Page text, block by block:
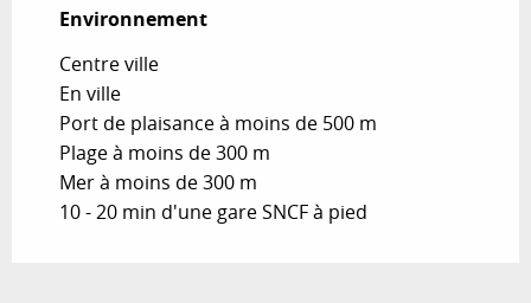
Environnement
Environnement
Centre ville
En ville
Port de plaisance à moins de 500 m
Plage à moins de 300 m
Mer à moins de 300 m
10 - 20 min d'une gare SNCF à pied